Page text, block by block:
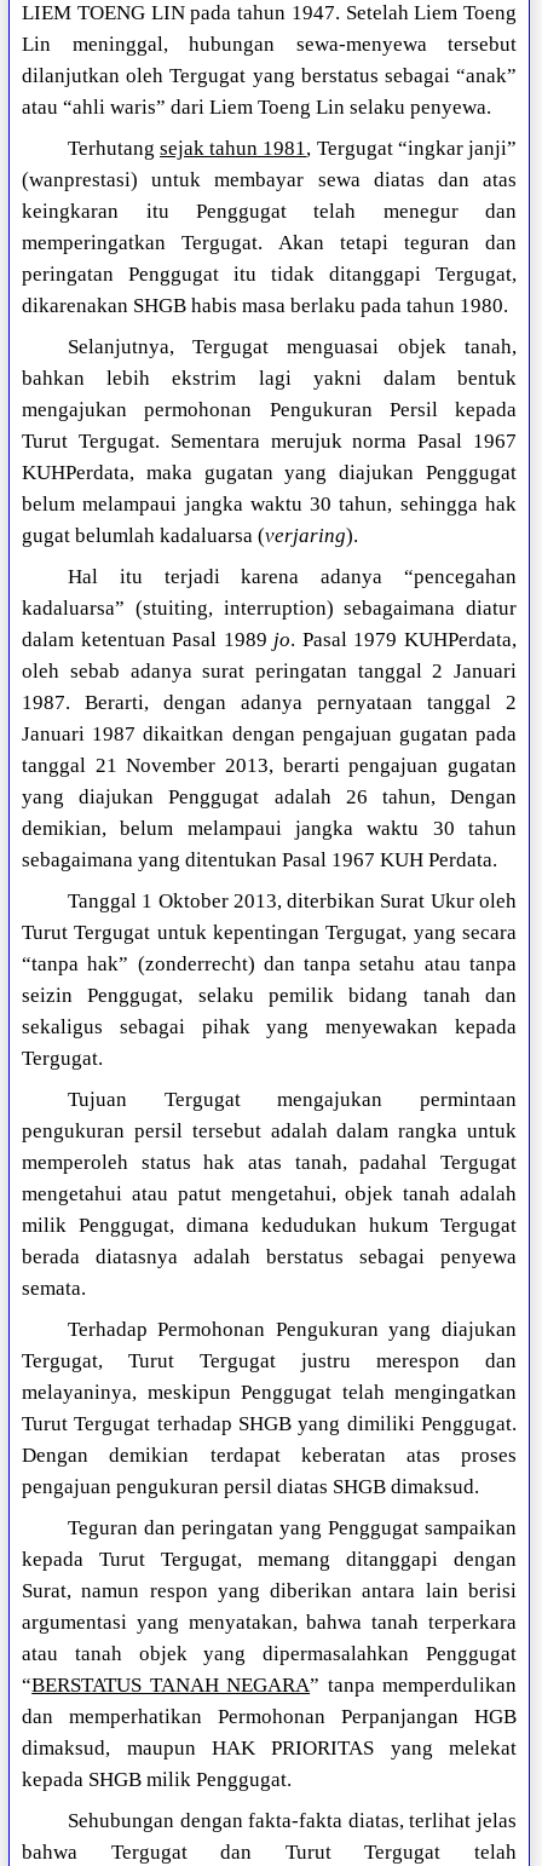
LIEM TOENG LIN pada tahun 1947. Setelah Liem Toeng
Lin meninggal, hubungan sewa-menyewa tersebut
dilanjutkan oleh Tergugat yang berstatus sebagai “anak”
atau “ahli waris” dari Liem Toeng Lin selaku penyewa.
Terhutangsejak tahun 1981, Tergugat “ingkar janji”
(wanprestasi) untuk membayar sewa diatas dan atas
keingkaran itu Penggugat telah menegur dan
memperingatkan Tergugat. Akan tetapi teguran dan
peringatan Penggugat itu tidak ditanggapi Tergugat,
dikarenakan SHGB habis masa berlaku pada tahun 1980.
Selanjutnya, Tergugat menguasai objek tanah,
bahkan lebih ekstrim lagi yakni dalam bentuk
mengajukan permohonan Pengukuran Persil kepada
Turut Tergugat. Sementara merujuk norma Pasal 1967
KUHPerdata, maka gugatan yang diajukan Penggugat
belum melampaui jangka waktu 30 tahun, sehingga hak
gugat belumlah kadaluarsa (verjaring).
Hal itu terjadi karena adanya “pencegahan
kadaluarsa” (stuiting, interruption) sebagaimana diatur
dalam ketentuan Pasal 1989 jo. Pasal 1979 KUHPerdata,
oleh sebab adanya surat peringatan tanggal 2 Januari
1987. Berarti, dengan adanya pernyataan tanggal 2
Januari 1987 dikaitkan dengan pengajuan gugatan pada
tanggal 21 November 2013, berarti pengajuan gugatan
yang diajukan Penggugat adalah 26 tahun, Dengan
demikian, belum melampaui jangka waktu 30 tahun
sebagaimana yang ditentukan Pasal 1967 KUH Perdata.
Tanggal 1 Oktober 2013, diterbikan Surat Ukur oleh
Turut Tergugat untuk kepentingan Tergugat, yang secara
“tanpa hak” (zonderrecht) dan tanpa setahu atau tanpa
seizin Penggugat, selaku pemilik bidang tanah dan
sekaligus sebagai pihak yang menyewakan kepada
Tergugat.
Tujuan Tergugat mengajukan permintaan
pengukuran persil tersebut adalah dalam rangka untuk
memperoleh status hak atas tanah, padahal Tergugat
mengetahui atau patut mengetahui, objek tanah adalah
milik Penggugat, dimana kedudukan hukum Tergugat
berada diatasnya adalah berstatus sebagai penyewa
semata.
Terhadap Permohonan Pengukuran yang diajukan
Tergugat, Turut Tergugat justru merespon dan
melayaninya, meskipun Penggugat telah mengingatkan
Turut Tergugat terhadap SHGB yang dimiliki Penggugat.
Dengan demikian terdapat keberatan atas proses
pengajuan pengukuran persil diatas SHGB dimaksud.
Teguran dan peringatan yang Penggugat sampaikan
kepada Turut Tergugat, memang ditanggapi dengan
Surat, namun respon yang diberikan antara lain berisi
argumentasi yang menyatakan, bahwa tanah terperkara
atau tanah objek yang dipermasalahkan Penggugat
“BERSTATUS TANAH NEGARA” tanpa memperdulikan
dan memperhatikan Permohonan Perpanjangan HGB
dimaksud, maupun HAK PRIORITAS yang melekat
kepada SHGB milik Penggugat.
Sehubungan dengan fakta-fakta diatas, terlihat jelas
bahwa Tergugat dan Turut Tergugat telah